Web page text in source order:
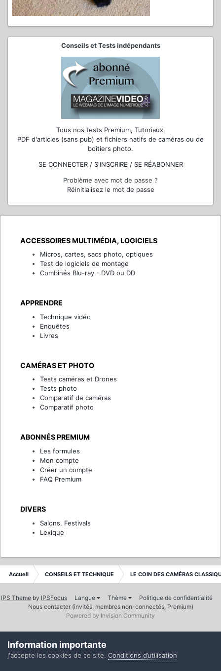
Conseils et Tests indépendants
Tous nos tests Premium, Tutoriaux,
PDF d'articles (sans pub) et fichiers natifs de caméras ou de
boîtiers photo.
SE CONNECTER / S'INSCRIRE / SE RÉABONNER
Problème avec mot de passe ?
Réinitialisez le mot de passe
ACCESSOIRES MULTIMÉDIA, LOGICIELS
Micros, cartes, sacs photo, optiques
Test de logiciels de montage
Combinés Blu-ray - DVD ou DD
APPRENDRE
Technique vidéo
Enquêtes
Livres
CAMÉRAS ET PHOTO
Tests caméras et Drones
Tests photo
Comparatif de caméras
Comparatif photo
ABONNÉS PREMIUM
Les formules
Mon compte
Créer un compte
FAQ Premium
DIVERS
Salons, Festivals
Lexique
Accueil CONSEILS ET TECHNIQUE LE COIN DES CAMÉRAS
IPS Theme by IPSFocus Langue Thème
Politique de confidentialité
Nous contacter (invités, membres non-connectés, Premium)
Powered by Invision Community
Information importante
j'accepte les cookies de ce site. Conditions d’utilisation